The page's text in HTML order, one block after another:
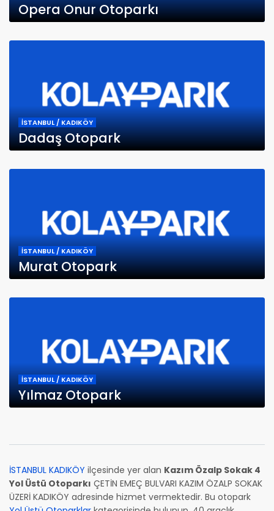
Opera Onur Otoparkı
İSTANBUL / KADIKÖY
Dadaş Otopark
İSTANBUL / KADIKÖY
Murat Otopark
İSTANBUL / KADIKÖY
Yılmaz Otopark
İSTANBUL KADIKÖY ilçesinde yer alan Kazım Özalp Sokak 4
Yol Üstü Otoparkı ÇETİN EMEÇ BULVARI KAZIM ÖZALP SOKAK
ÜZERİ KADIKÖY adresinde hizmet vermektedir. Bu otopark